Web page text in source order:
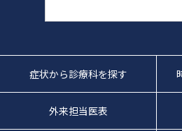
症状から診療科を探す
外来担当医表